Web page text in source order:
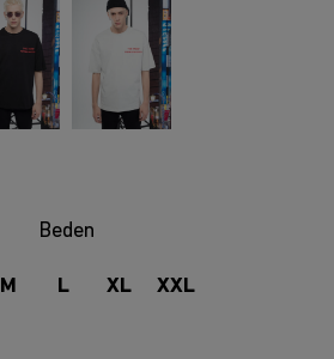
Beden
M L XL XXL